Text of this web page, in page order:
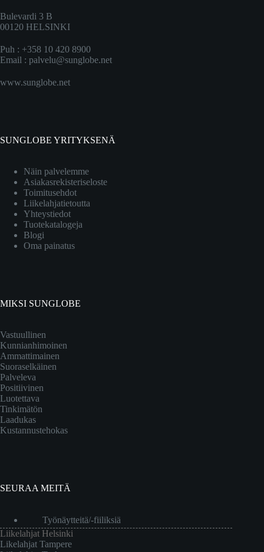
Bulevardi 3 B
00120 HELSINKI
Puh : +358 10 420 8900
Email : palvelu@sunglobe.net
www.sunglobe.net
SUNGLOBE YRITYKSENÄ
Näin palvelemme
Asiakasrekisteriseloste
Toimitusehdot
Liikelahjatietoutta
Yhteystiedot
Tuotekatalogeja
Blogi
Oma painatus
MIKSI SUNGLOBE
Vastuullinen
Kunnianhimoinen
Ammattimainen
Suoraselkäinen
Palveleva
Positiivinen
Luotettava
Tinkimätön
Laadukas
Kustannustehokas
SEURAA MEITÄ
Työnäytteitä/-fiiliksiä
Liikelahjat Helsinki
Likelahjat Tampere